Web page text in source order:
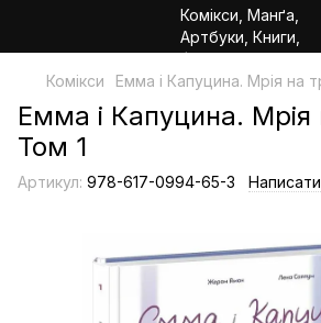
Комікси Емма і Капуцина. Мрія на
Емма і Капуцина. Мрія
Том 1
Артикул: 978-617-0994-65-3 Написати